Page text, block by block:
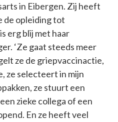
in Eibergen. Zij heeft
de opleiding tot
erg blij met haar
‘Ze gaat steeds meer
ze de griepvaccinactie,
ze selecteert in mijn
ze stuurt een
zieke collega of een
En ze heeft veel